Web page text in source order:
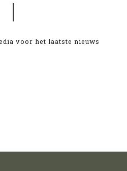
voor het laatste nieuws